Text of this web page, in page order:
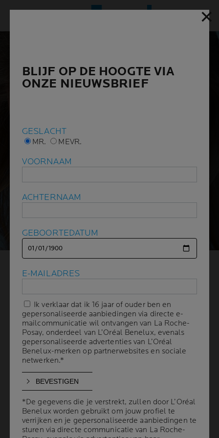
GRONDIG REINIGEN
ELKE AVOND OPNIEUW
3 min leestijd| 03 april 2024
DE BELANGRIJKSTE FACTOR OM HET MEESTE
VOORDEEL UIT VERZORGINGSPRODUCTEN TE
HALEN: EEN PERFECT ZUIVERE HUID
Zelfs als je geen make-up draagt, is het noodzakelijk
om je gezicht elke avond grondig te reinigen. Door te
reinigen verwijder je naast make-up ook onzuiverheden
zoals vuil of vervuiling die zich in de loop van de dag op
de huid ophopen. Je huid is gereinigd en gezuiverd en
✕
BLIJF OP DE HOOGTE VIA
ONZE NIEUWSBRIEF
GESLACHT
MR. MEVR.
VOORNAAM
ACHTERNAAM
GEBOORTEDATUM
E-MAILADRES
Ik verklaar dat ik 16 jaar of ouder ben en
gepersonaliseerde aanbiedingen via directe e-
mailcommunicatie wil ontvangen van La Roche-
Posay, onderdeel van L’Oréal Benelux, evenals
gepersonaliseerde advertenties van L’Oréal
Benelux-merken op partnerwebsites en sociale
netwerken.*
*De gegevens die je verstrekt, zullen door L’Oréal
Benelux worden gebruikt om jouw profiel te
verrijken en je gepersonaliseerde aanbiedingen te
sturen via directe communicatie van La Roche-
✕
BLIJF OP DE HOOGTE VIA
ONZE NIEUWSBRIEF
GESLACHT
MR. MEVR.
VOORNAAM
ACHTERNAAM
GEBOORTEDATUM
E-MAILADRES
Ik verklaar dat ik 16 jaar of ouder ben en
gepersonaliseerde aanbiedingen via directe e-
mailcommunicatie wil ontvangen van La Roche-
Posay, onderdeel van L’Oréal Benelux, evenals
gepersonaliseerde advertenties van L’Oréal
Benelux-merken op partnerwebsites en sociale
netwerken.*
*De gegevens die je verstrekt, zullen door L’Oréal
Benelux worden gebruikt om jouw profiel te
verrijken en je gepersonaliseerde aanbiedingen te
sturen via directe communicatie van La Roche-